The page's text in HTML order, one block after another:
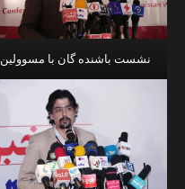
نشست باشنده گان با مسوولین